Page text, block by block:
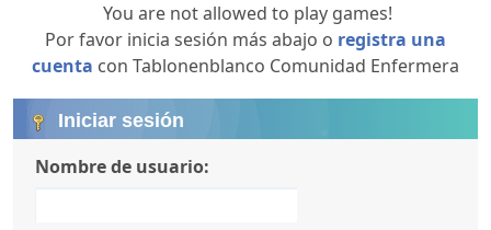
You are not allowed to play games!
Por favor inicia sesión más abajo o registra una
cuenta con Tablonenblanco Comunidad Enfermera
Iniciar sesión
Nombre de usuario: